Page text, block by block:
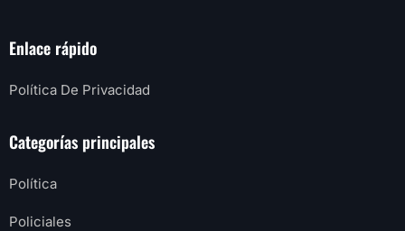
Enlace rápido
Política De Privacidad
Categorías principales
Política
Policiales